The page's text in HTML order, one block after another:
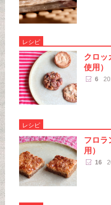
レシピ
クロッ
使用）
6
レシピ
フロラ
用）
16